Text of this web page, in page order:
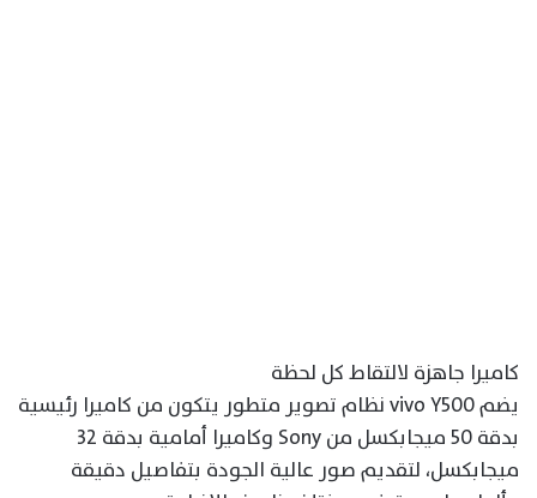
كاميرا جاهزة لالتقاط كل لحظة
يضم vivo Y500 نظام تصوير متطور يتكون من كاميرا رئيسية
بدقة 50 ميجابكسل من Sony وكاميرا أمامية بدقة 32
ميجابكسل، لتقديم صور عالية الجودة بتفاصيل دقيقة